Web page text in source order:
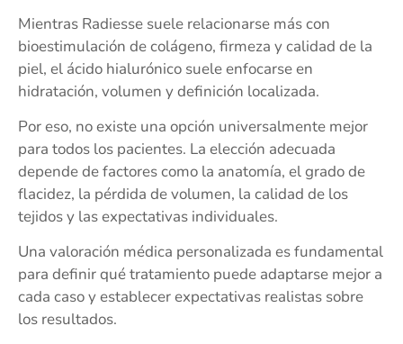
Mientras Radiesse suele relacionarse más con
bioestimulación de colágeno, firmeza y calidad de la
piel, el ácido hialurónico suele enfocarse en
hidratación, volumen y definición localizada.
Por eso, no existe una opción universalmente mejor
para todos los pacientes. La elección adecuada
depende de factores como la anatomía, el grado de
flacidez, la pérdida de volumen, la calidad de los
tejidos y las expectativas individuales.
Una valoración médica personalizada es fundamental
para definir qué tratamiento puede adaptarse mejor a
cada caso y establecer expectativas realistas sobre
los resultados.